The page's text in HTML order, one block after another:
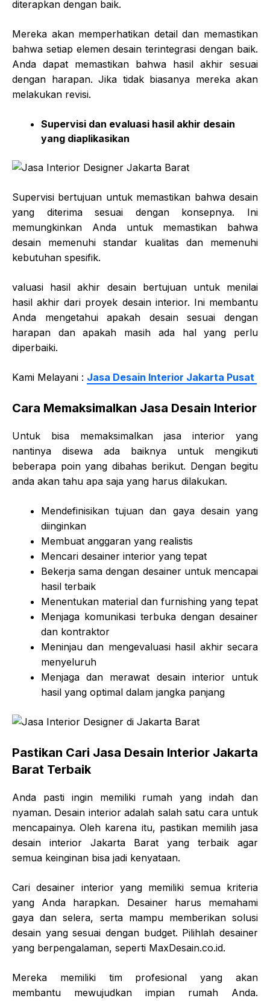
diterapkan dengan baik.
Mereka akan memperhatikan detail dan memastikan
bahwa setiap elemen desain terintegrasi dengan baik.
Anda dapat memastikan bahwa hasil akhir sesuai
dengan harapan. Jika tidak biasanya mereka akan
melakukan revisi.
Supervisi dan evaluasi hasil akhir desain
yang diaplikasikan
Supervisi bertujuan untuk memastikan bahwa desain
yang diterima sesuai dengan konsepnya. Ini
memungkinkan Anda untuk memastikan bahwa
desain memenuhi standar kualitas dan memenuhi
kebutuhan spesifik.
valuasi hasil akhir desain bertujuan untuk menilai
hasil akhir dari proyek desain interior. Ini membantu
Anda mengetahui apakah desain sesuai dengan
harapan dan apakah masih ada hal yang perlu
diperbaiki.
Kami Melayani : Jasa Desain Interior Jakarta Pusat
Cara Memaksimalkan Jasa Desain Interior
Untuk bisa memaksimalkan jasa interior yang
nantinya disewa ada baiknya untuk mengikuti
beberapa poin yang dibahas berikut. Dengan begitu
anda akan tahu apa saja yang harus dilakukan.
Mendefinisikan tujuan dan gaya desain yang
diinginkan
Membuat anggaran yang realistis
Mencari desainer interior yang tepat
Bekerja sama dengan desainer untuk mencapai
hasil terbaik
Menentukan material dan furnishing yang tepat
Menjaga komunikasi terbuka dengan desainer
dan kontraktor
Meninjau dan mengevaluasi hasil akhir secara
menyeluruh
Menjaga dan merawat desain interior untuk
hasil yang optimal dalam jangka panjang
Pastikan Cari Jasa Desain Interior Jakarta
Barat Terbaik
Anda pasti ingin memiliki rumah yang indah dan
nyaman. Desain interior adalah salah satu cara untuk
mencapainya. Oleh karena itu, pastikan memilih jasa
desain interior Jakarta Barat yang terbaik agar
semua keinginan bisa jadi kenyataan.
Cari desainer interior yang memiliki semua kriteria
yang Anda harapkan. Desainer harus memahami
gaya dan selera, serta mampu memberikan solusi
desain yang sesuai dengan budget. Pilihlah desainer
yang berpengalaman, seperti MaxDesain.co.id.
Mereka memiliki tim profesional yang akan
membantu mewujudkan impian rumah Anda.